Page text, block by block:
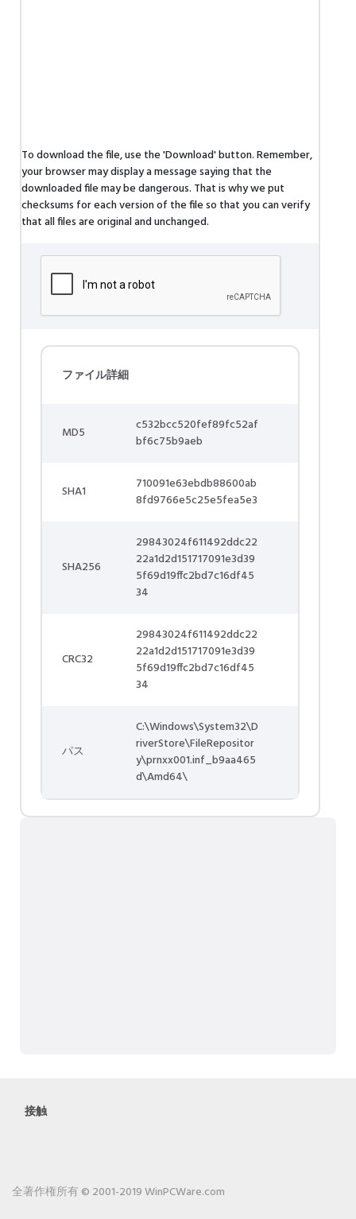
To download the file, use the 'Download' button. Remember,
your browser may display a message saying that the
downloaded file may be dangerous. That is why we put
checksums for each version of the file so that you can verify
that all files are original and unchanged.
ファイル詳細
MD5
c532bcc520fef89fc52af
bf6c75b9aeb
SHA1
710091e63ebdb88600ab
8fd9766e5c25e5fea5e3
SHA256
29843024f611492ddc22
22a1d2d151717091e3d39
5f69d19ffc2bd7c16df45
34
CRC32
29843024f611492ddc22
22a1d2d151717091e3d39
5f69d19ffc2bd7c16df45
34
パス
C:\Windows\System32\D
riverStore\FileRepositor
y\prnxx001.inf_b9aa465
d\Amd64\
接触
全著作権所有 © 2001-2019 WinPCWare.com